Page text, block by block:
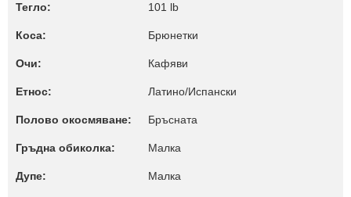
Тегло: 101 lb
Коса: Брюнетки
Очи: Кафяви
Етнос: Латино/Испански
Полово окосмяване: Бръсната
Гръдна обиколка: Малкa
Дупе: Малкa